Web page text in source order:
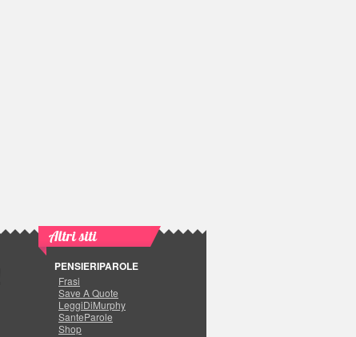
Altri siti
PENSIERIPAROLE
Frasi
Save A Quote
LeggiDiMurphy
SanteParole
Shop